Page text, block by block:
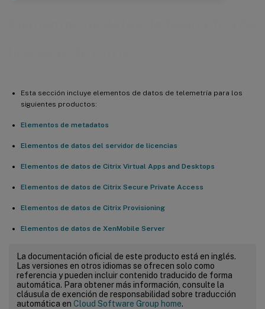
Esta sección incluye elementos de datos de telemetría para los
siguientes productos:
Elementos de metadatos
Elementos de datos del servidor de licencias
Elementos de datos de Citrix Virtual Apps and Desktops
Elementos de datos de Citrix Secure Private Access
Elementos de datos de Citrix Provisioning
Elementos de datos de XenMobile Server
La documentación oficial de este producto está en inglés.
Las versiones en otros idiomas se ofrecen solo como
referencia y pueden incluir contenido traducido de forma
automática. Para obtener más información, consulte la
cláusula de exención de responsabilidad sobre traducción
automática en Cloud Software Group home.